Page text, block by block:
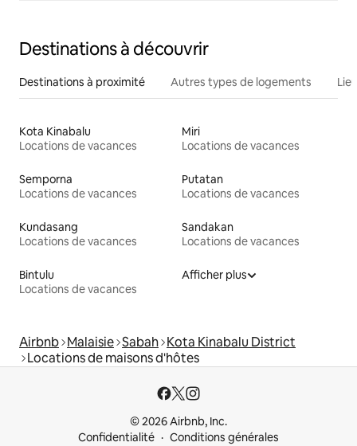
Destinations à découvrir
Destinations à proximité Autres types de logements
Kota Kinabalu
Locations de vacances
Miri
Locations de vacances
Semporna
Locations de vacances
Putatan
Locations de vacances
Kundasang
Locations de vacances
Sandakan
Locations de vacances
Bintulu
Locations de vacances
Afficher plus
Airbnb Malaisie Sabah Kota Kinabalu District
Locations de maisons d'hôtes
© 2026 Airbnb, Inc.
Confidentialité
Conditions générales